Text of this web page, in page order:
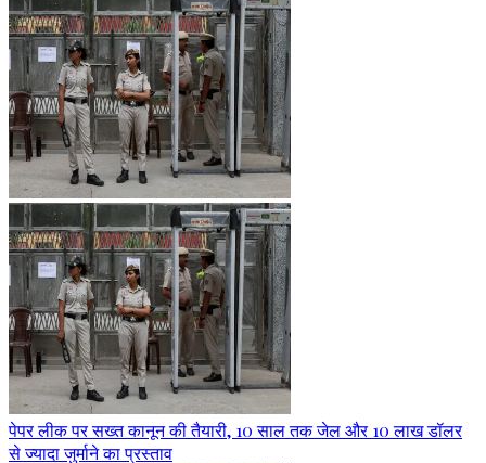
पेपर लीक पर सख्त कानून की तैयारी, 10 साल तक जेल और 10 लाख डॉलर
से ज्यादा जुर्माने का प्रस्ताव